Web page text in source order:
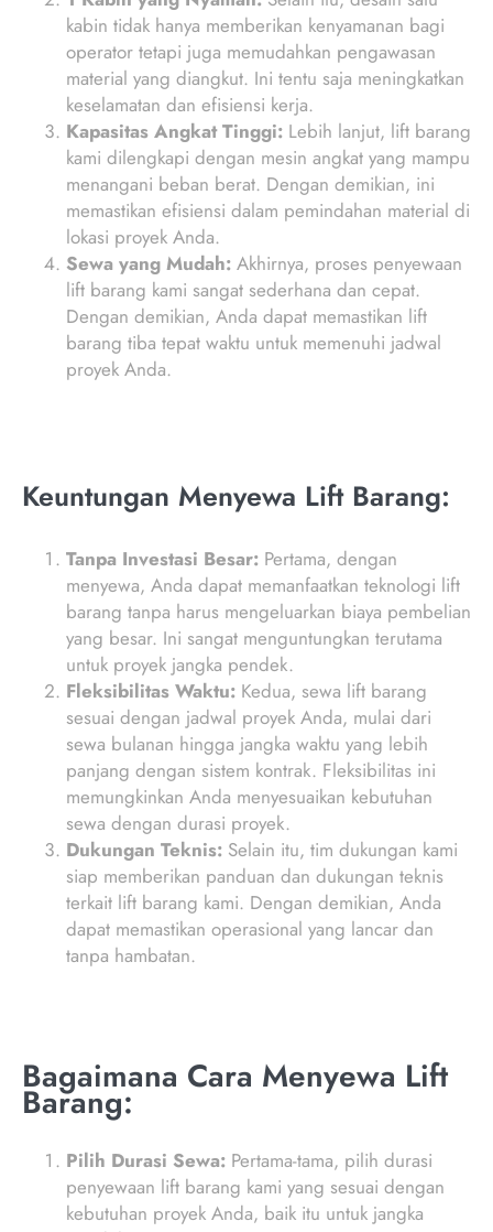
kabin tidak hanya memberikan kenyamanan bagi
operator tetapi juga memudahkan pengawasan
material yang diangkut. Ini tentu saja meningkatkan
keselamatan dan efisiensi kerja.
Kapasitas Angkat Tinggi: Lebih lanjut, lift barang
kami dilengkapi dengan mesin angkat yang mampu
menangani beban berat. Dengan demikian, ini
memastikan efisiensi dalam pemindahan material di
lokasi proyek Anda.
Sewa yang Mudah: Akhirnya, proses penyewaan
lift barang kami sangat sederhana dan cepat.
Dengan demikian, Anda dapat memastikan lift
barang tiba tepat waktu untuk memenuhi jadwal
proyek Anda.
Keuntungan Menyewa Lift Barang:
Tanpa Investasi Besar: Pertama, dengan
menyewa, Anda dapat memanfaatkan teknologi lift
barang tanpa harus mengeluarkan biaya pembelian
yang besar. Ini sangat menguntungkan terutama
untuk proyek jangka pendek.
Fleksibilitas Waktu: Kedua, sewa lift barang
sesuai dengan jadwal proyek Anda, mulai dari
sewa bulanan hingga jangka waktu yang lebih
panjang dengan sistem kontrak. Fleksibilitas ini
memungkinkan Anda menyesuaikan kebutuhan
sewa dengan durasi proyek.
Dukungan Teknis: Selain itu, tim dukungan kami
siap memberikan panduan dan dukungan teknis
terkait lift barang kami. Dengan demikian, Anda
dapat memastikan operasional yang lancar dan
tanpa hambatan.
Bagaimana Cara Menyewa Lift
Barang:
Pilih Durasi Sewa: Pertama-tama, pilih durasi
penyewaan lift barang kami yang sesuai dengan
kebutuhan proyek Anda, baik itu untuk jangka